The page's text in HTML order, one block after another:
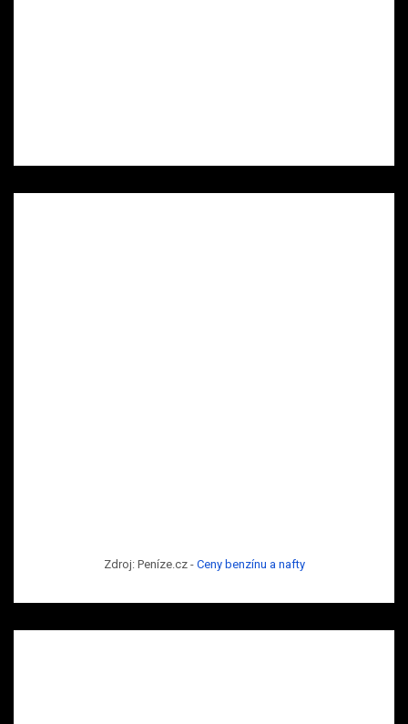
Zdroj: Peníze.cz - Ceny benzínu a nafty